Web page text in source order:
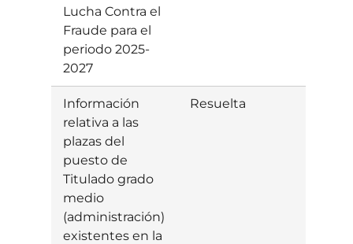
Lucha Contra el
Fraude para el
periodo 2025-
2027
Información
relativa a las
plazas del
puesto de
Titulado grado
medio
(administración)
existentes en la
Resuelta